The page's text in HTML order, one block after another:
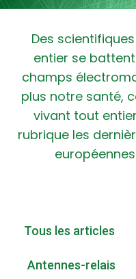
Des
entier se
champs
plus notre santé,
vivant tout
rubrique les
Tous les articles
Antennes-relais